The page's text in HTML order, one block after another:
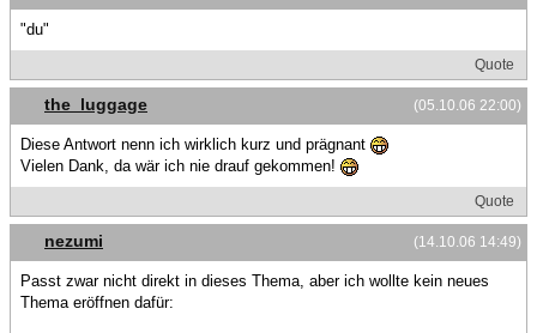
"du"
Quote
(05.10.06 22:00)
the_luggage
Diese Antwort nenn ich wirklich kurz und prägnant
Vielen Dank, da wär ich nie drauf gekommen!
Quote
(14.10.06 14:49)
nezumi
Passt zwar nicht direkt in dieses Thema, aber ich wollte kein neues
Thema eröffnen dafür: